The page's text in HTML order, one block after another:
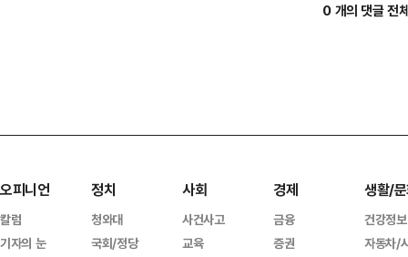
0 개의 댓글 전
오피니언
칼럼
기자의 눈
정치
청와대
국회/정당
사회
사건사고
교육
경제
금융
증권
생활/
건강정보
자동차/